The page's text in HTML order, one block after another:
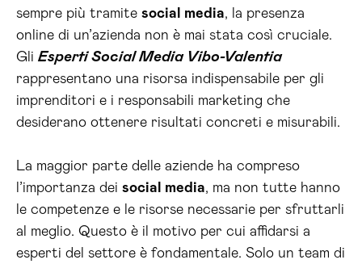
sempre più tramite social media, la presenza
online di un’azienda non è mai stata così cruciale.
Gli Esperti Social Media Vibo-Valentia
rappresentano una risorsa indispensabile per gli
imprenditori e i responsabili marketing che
desiderano ottenere risultati concreti e misurabili.
La maggior parte delle aziende ha compreso
l’importanza dei social media, ma non tutte hanno
le competenze e le risorse necessarie per sfruttarli
al meglio. Questo è il motivo per cui affidarsi a
esperti del settore è fondamentale. Solo un team di